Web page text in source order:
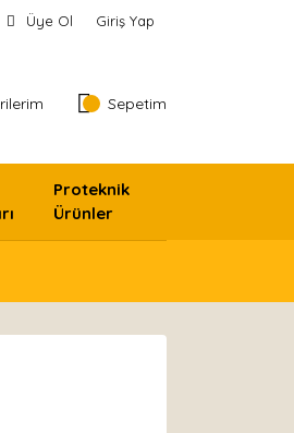
Üye Ol Giriş Yap
Sepetim
Proteknik
Ürünler